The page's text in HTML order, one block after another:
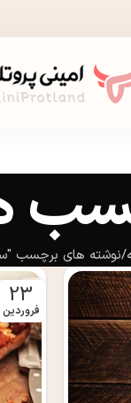
نوشته های برچسب
23
فروردین